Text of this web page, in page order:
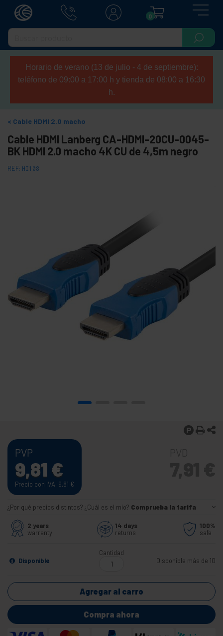
0
Horario de verano (13 de julio - 4 de septiembre):
teléfono de 09:00 a 17:00 h y tienda de 08:00 a 16:30
h.
Cable HDMI 2.0 macho
Cable HDMI Lanberg CA-HDMI-20CU-0045-
BK HDMI 2.0 macho 4K CU de 4,5m negro
REF: HI108
PVP
9,81 €
Precio con IVA: 9,81 €
¿Por qué precios distintos? ¿Cuál es el mío? Comprueba la tarifa
2 years
warranty
14 days
returns
100%
safe
Disponible
Cantidad
Disponible más de 10
Agregar al carro
Compra ahora